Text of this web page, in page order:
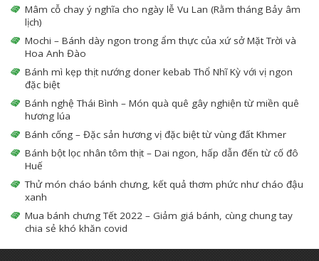
Mâm cỗ chay ý nghĩa cho ngày lễ Vu Lan (Rằm tháng Bảy âm
lịch)
Mochi – Bánh dày ngon trong ẩm thực của xứ sở Mặt Trời và
Hoa Anh Đào
Bánh mì kẹp thịt nướng doner kebab Thổ Nhĩ Kỳ với vị ngon
đặc biệt
Bánh nghệ Thái Bình – Món quà quê gây nghiện từ miền quê
hương lúa
Bánh cống – Đặc sản hương vị đặc biệt từ vùng đất Khmer
Bánh bột lọc nhân tôm thịt – Dai ngon, hấp dẫn đến từ cố đô
Huế
Thử món cháo bánh chưng, kết quả thơm phức như cháo đậu
xanh
Mua bánh chưng Tết 2022 – Giảm giá bánh, cùng chung tay
chia sẻ khó khăn covid